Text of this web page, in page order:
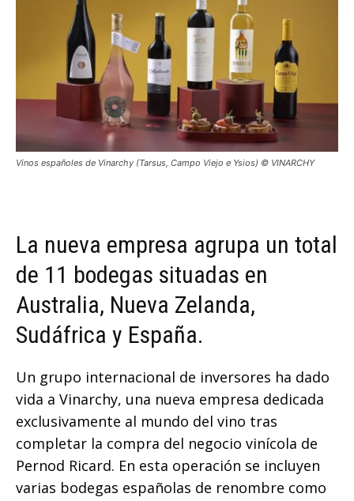
Vinos españoles de Vinarchy (Tarsus, Campo Viejo e Ysios) © VINARCHY
La nueva empresa agrupa un total
de 11 bodegas situadas en
Australia, Nueva Zelanda,
Sudáfrica y España.
Un grupo internacional de inversores ha dado
vida a Vinarchy, una nueva empresa dedicada
exclusivamente al mundo del vino tras
completar la compra del negocio vinícola de
Pernod Ricard. En esta operación se incluyen
varias bodegas españolas de renombre como